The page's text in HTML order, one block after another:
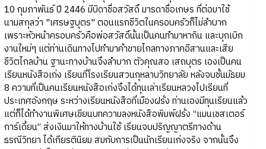
10 กุมภาพันธ์ ปี 2446 มีบิดาชื่อสวัสดิ์ มารดาชื่อเกษร ที่ต่อมาใช้
นามสกุลว่า "เศรษฐบุตร" ตอนแรกชีวิตในครอบครัวก็ไม่ลำบาก
เพราะหัวหน้าครอบครัวคือพ่อสวัสดิ์นั้นเป็นคนทำมาหากิน และบุกเบิก
งานใหม่ๆ แต่ท่านเดินทางไปทำมาค้าขายไกลทางภาคอีสานและเสีย
ชีวิตไกลบ้าน ฐานะทางบ้านจึงลำบาก ตัวคุณสอ เสถบุตร เองเป็นคน
เรียนหนังสือเก่ง เรียนที่โรงเรียนสวนกุหลาบวิทยาลัย หลังจบชั้นมัธยม
8 ความที่เป็นคนเรียนหนังสือเก่งจึงได้ทุนเล่าเรียนหลวงไปเรียนที่
ประเทศอังกฤษ ระหว่างเรียนหนังสือที่เมืองฝรั่ง ท่านเองมีทุนเรียนแล้ว
แต่ก็ได้ทำงานพิเศษเขียนบทความลงหนังสือพิมพ์ฝรั่ง “แมนเชสเตอร์
การ์เดี้ยน” ส่งเงินมาให้ทางบ้านใช้ เรียนจบปริญญาตรีทางด้าน
ธรณีวิทยา ได้เกียรตินิยม สมกับการเป็นนักเรียนเก่งจริง จากนั้นจึง